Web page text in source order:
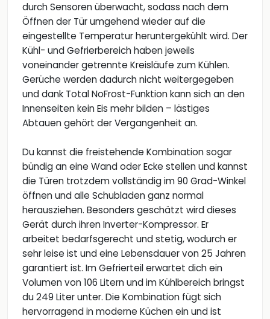
durch Sensoren überwacht, sodass nach dem
Öffnen der Tür umgehend wieder auf die
eingestellte Temperatur heruntergekühlt wird. Der
Kühl- und Gefrierbereich haben jeweils
voneinander getrennte Kreisläufe zum Kühlen.
Gerüche werden dadurch nicht weitergegeben
und dank Total NoFrost-Funktion kann sich an den
Innenseiten kein Eis mehr bilden – lästiges
Abtauen gehört der Vergangenheit an.
Du kannst die freistehende Kombination sogar
bündig an eine Wand oder Ecke stellen und kannst
die Türen trotzdem vollständig im 90 Grad-Winkel
öffnen und alle Schubladen ganz normal
herausziehen. Besonders geschätzt wird dieses
Gerät durch ihren Inverter-Kompressor. Er
arbeitet bedarfsgerecht und stetig, wodurch er
sehr leise ist und eine Lebensdauer von 25 Jahren
garantiert ist. Im Gefrierteil erwartet dich ein
Volumen von 106 Litern und im Kühlbereich bringst
du 249 Liter unter. Die Kombination fügt sich
hervorragend in moderne Küchen ein und ist